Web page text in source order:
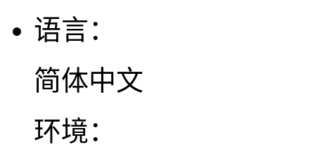
语言：
简体中文
环境：